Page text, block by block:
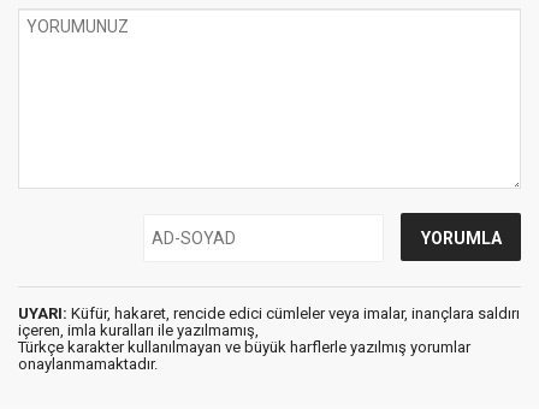
UYARI: Küfür, hakaret, rencide edici cümleler veya imalar, inançlara saldırı
içeren, imla kuralları ile yazılmamış,
Türkçe karakter kullanılmayan ve büyük harflerle yazılmış yorumlar
onaylanmamaktadır.